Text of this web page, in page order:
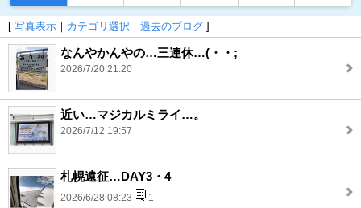
[ 写真表示 ｜ カテゴリ選択 ｜ 過去のブログ ]
なんやかんやの…三連休…(・・;
2026/7/20 21:20
近い…マジカルミライ…。
2026/7/12 19:57
札幌遠征…DAY3・4
2026/6/28 08:23 1